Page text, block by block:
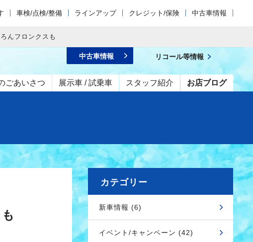
車検/点検/整備 ラインアップ クレジット/保険 中古車情報
フロンクスも
ごあいさつ 展示車 / 試乗車 スタッフ紹介 お店ブログ
中古車情報 リコール等情報
カテゴリー
新車情報 (6)
イベント/キャンペーン (42)